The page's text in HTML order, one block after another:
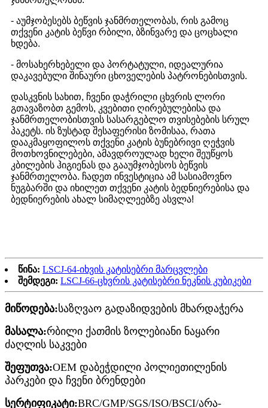
- აუმჯობესებს ბეწვის ჯანმრთელობას, რის გამოც
თქვენი კატის ბეწვი რბილი, ბზინვარე და ცოცხალი
ხდება.
- მოსახერხებელი და პორტატული, იდეალურია
დაკავებული შინაური ცხოველების პატრონებისთვის.
დასკვნის სახით, ჩვენი დაჭრილი ცხვრის ლორი
გთავაზობთ გემოს, კვებითი ღირებულებისა და
ჯანმრთელობისთვის სასარგებლო თვისებების სრულ
პაკეტს. ის ზუსტად შესაფერისი ზომისაა, რათა
დააკმაყოფილოს თქვენი კატის ბუნებრივი ღეჭვის
მოთხოვნილებები, ამავდროულად ხელი შეუწყოს
კბილების ჰიგიენას და გააუმჯობესოს ბეწვის
ჯანმრთელობა. ჩადეთ ინვესტიცია ამ სასიამოვნო
ნუგბარში და იხილეთ თქვენი კატის ბედნიერებისა და
ბედნიერების ახალ სიმაღლეებზე ასვლა!
წინა: LSCJ-64-იხვის კატისებრი მარცვლები
შემდეგი: LSCJ-66-ცხვრის კატისებრი ნეკნის კუბიკები
მიწოდება:საზღვაო გადაზიდვების მხარდაჭერა
მასალა:რბილი ქათმის ზოლებიანი ნაყარი
ძაღლის საკვები
შეფუთვა:OEM დაბეჭდილი პოლიეთილენის
პარკები და ჩვენი ბრენდები
სერტიფიკატი:BRC/GMP/SGS/ISO/BSCI/არა-